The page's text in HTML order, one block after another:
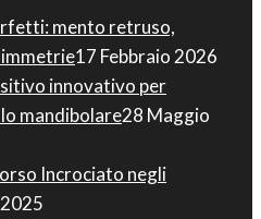
mento retruso,
17 Febbraio 2026
innovativo per
mandibolare28 Maggio
Incrociato negli